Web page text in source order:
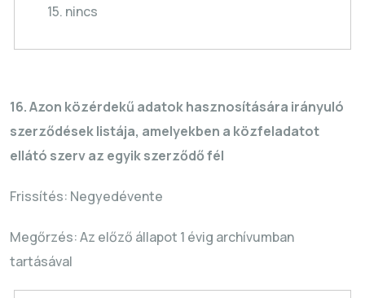
15. nincs
16. Azon közérdekű adatok hasznosítására irányuló
szerződések listája, amelyekben a közfeladatot
ellátó szerv az egyik szerződő fél
Frissítés: Negyedévente
Megőrzés: Az előző állapot 1 évig archívumban
tartásával